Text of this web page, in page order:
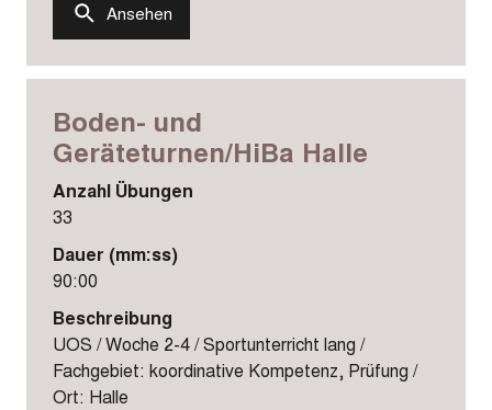
Ansehen
Boden- und
Geräteturnen/HiBa Halle
Anzahl Übungen
33
Dauer (mm:ss)
90:00
Beschreibung
UOS / Woche 2-4 / Sportunterricht lang /
Fachgebiet: koordinative Kompetenz, Prüfung /
Ort: Halle